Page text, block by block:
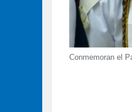
Conmemoran el